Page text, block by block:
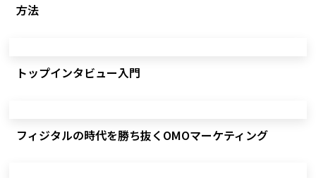
方法
トップインタビュー入門
フィジタルの時代を勝ち抜くOMOマーケティング